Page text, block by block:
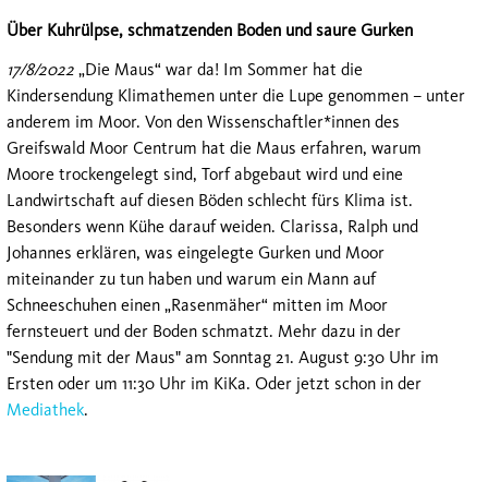
Über Kuhrülpse, schmatzenden Boden und saure Gurken
17/8/2022 „Die Maus“ war da! Im Sommer hat die
Kindersendung Klimathemen unter die Lupe genommen – unter
anderem im Moor. Von den Wissenschaftler*innen des
Greifswald Moor Centrum hat die Maus erfahren, warum
Moore trockengelegt sind, Torf abgebaut wird und eine
Landwirtschaft auf diesen Böden schlecht fürs Klima ist.
Besonders wenn Kühe darauf weiden. Clarissa, Ralph und
Johannes erklären, was eingelegte Gurken und Moor
miteinander zu tun haben und warum ein Mann auf
Schneeschuhen einen „Rasenmäher“ mitten im Moor
fernsteuert und der Boden schmatzt. Mehr dazu in der
"Sendung mit der Maus" am Sonntag 21. August 9:30 Uhr im
Ersten oder um 11:30 Uhr im KiKa. Oder jetzt schon in der
Mediathek.